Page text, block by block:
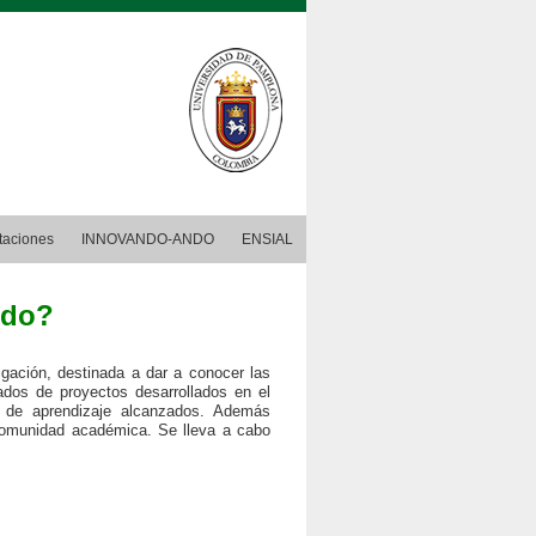
INNOVANDO-ANDO ENSIAL
destinada a dar a conocer las
de proyectos desarrollados en el
aprendizaje alcanzados. Además
académica. Se lleva a cabo